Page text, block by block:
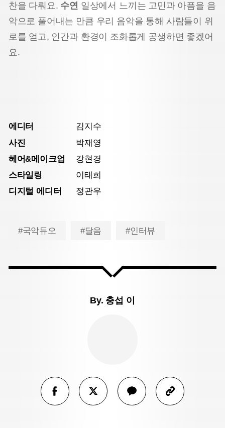
찬을 다뤄요. 수연 일상에서 느끼는 고민과 아픔을 음
악으로 풀어내는 만큼 우리 음악을 통해 사람들이 위
로를 얻고, 인간과 환경이 조화롭게 공생하면 좋겠어
요.
에디터
김지수
사진
박재영
헤어&메이크업
강현경
스타일링
이태희
디지털 에디터
정관우
#국악듀오 #달음 #인터뷰
By. 충섭 이